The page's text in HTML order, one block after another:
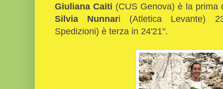
Giuliana Caiti (CUS Genova) è la prima
Silvia Nunnari (Atletica Levante)
Spedizioni) è terza in 24'21".